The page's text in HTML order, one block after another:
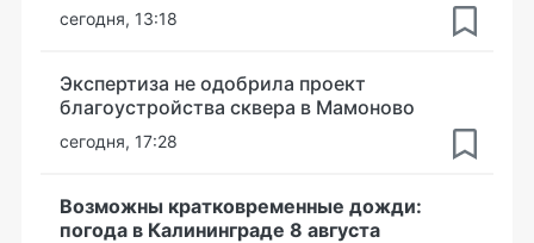
сегодня, 13:18
Экспертиза не одобрила проект
благоустройства сквера в Мамоново
сегодня, 17:28
Возможны кратковременные дожди:
погода в Калининграде 8 августа